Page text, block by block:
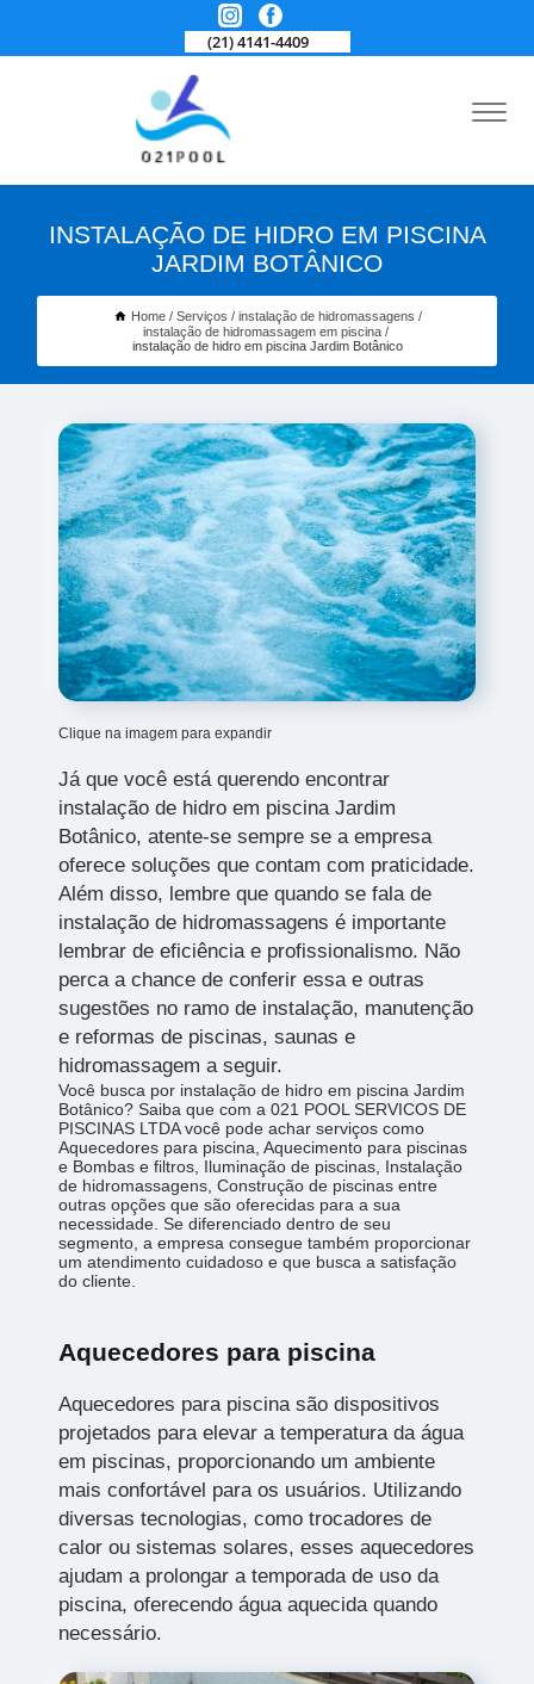
(21) 4141-4409
INSTALAÇÃO DE HIDRO EM PISCINA
JARDIM BOTÂNICO
Home Serviços
instalação de hidromassagens
instalação de hidromassagem em piscina
instalação de hidro em piscina Jardim Botânico
Clique na imagem para expandir
Já que você está querendo encontrar
instalação de hidro em piscina Jardim
Botânico, atente-se sempre se a empresa
oferece soluções que contam com praticidade.
Além disso, lembre que quando se fala de
instalação de hidromassagens é importante
lembrar de eficiência e profissionalismo. Não
perca a chance de conferir essa e outras
sugestões no ramo de instalação, manutenção
e reformas de piscinas, saunas e
hidromassagem a seguir.
Você busca por instalação de hidro em piscina Jardim
Botânico? Saiba que com a 021 POOL SERVICOS DE
PISCINAS LTDA você pode achar serviços como
Aquecedores para piscina, Aquecimento para piscinas
e Bombas e filtros, Iluminação de piscinas, Instalação
de hidromassagens, Construção de piscinas entre
outras opções que são oferecidas para a sua
necessidade. Se diferenciado dentro de seu
segmento, a empresa consegue também proporcionar
um atendimento cuidadoso e que busca a satisfação
do cliente.
Aquecedores para piscina
Aquecedores para piscina são dispositivos
projetados para elevar a temperatura da água
em piscinas, proporcionando um ambiente
mais confortável para os usuários. Utilizando
diversas tecnologias, como trocadores de
calor ou sistemas solares, esses aquecedores
ajudam a prolongar a temporada de uso da
piscina, oferecendo água aquecida quando
necessário.